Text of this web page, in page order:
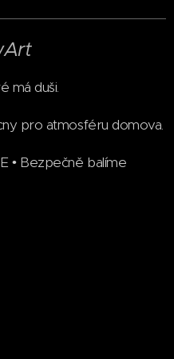
má duši.
pro atmosféru domova.
• Bezpečně balíme